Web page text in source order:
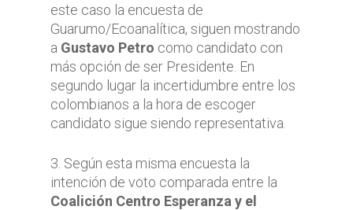
este caso la encuesta de
Guarumo/Ecoanalítica, siguen mostrando
a Gustavo Petro como candidato con
más opción de ser Presidente. En
segundo lugar la incertidumbre entre los
colombianos a la hora de escoger
candidato sigue siendo representativa.
3. Según esta misma encuesta la
intención de voto comparada entre la
Coalición Centro Esperanza y el